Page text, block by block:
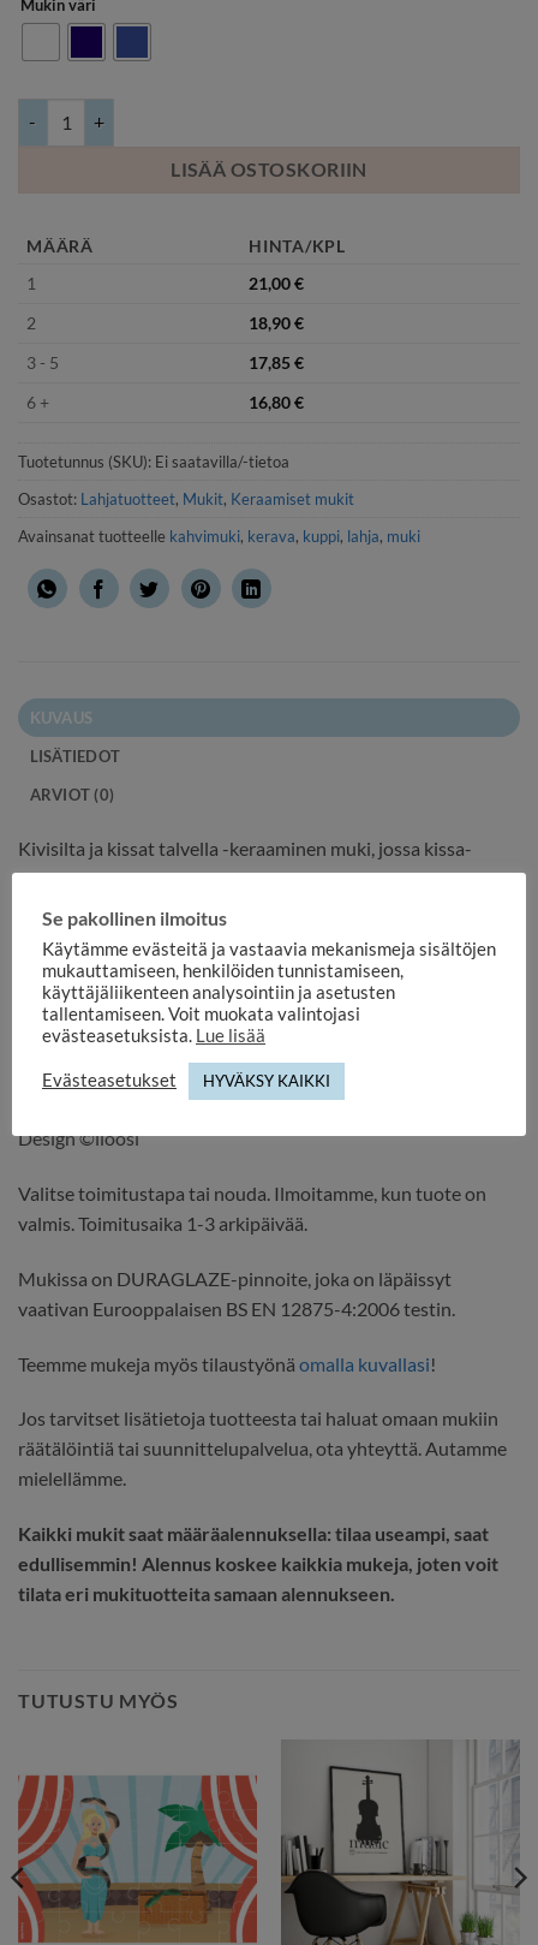
Mukin väri
LISÄÄ OSTOSKORIIN
MÄÄRÄ
HINTA/KPL
1
21,00€
2
18,90€
3 - 5
17,85€
6 +
16,80€
Tuotetunnus (SKU): Ei saatavilla/-tietoa
Osastot: Lahjatuotteet, Mukit, Keraamiset mukit
Avainsanat tuotteelle kahvimuki, kerava, kuppi, lahja, muki
KUVAUS
LISÄTIEDOT
ARVIOT (0)
Kivisilta ja kissat talvella -keraaminen muki, jossa kissa-
aiheinen painatus. Useita värivaihtoehtoja.
Tilavuus n 375 ml
Konepestävä ja mikronkestävä
Ø 83 mm, korkeus 95 mm
Paino 375 g
Suunnittelu ja kuvapainatus tehty omassa työpajassamme.
Design ©iloosi
Valitse toimitustapa tai nouda. Ilmoitamme, kun tuote on
valmis. Toimitusaika 1-3 arkipäivää.
Mukissa on DURAGLAZE-pinnoite, joka on läpäissyt
vaativan Eurooppalaisen BS EN 12875-4:2006 testin.
Teemme mukeja myös tilaustyönä omalla kuvallasi!
Jos tarvitset lisätietoja tuotteesta tai haluat omaan mukiin
räätälöintiä tai suunnittelupalvelua, ota yhteyttä. Autamme
mielellämme.
Kaikki mukit saat määräalennuksella: tilaa useampi, saat
edullisemmin! Alennus koskee kaikkia mukeja, joten voit
tilata eri mukituotteita samaan alennukseen.
TUTUSTU MYÖS
Se pakollinen ilmoitus
Käytämme evästeitä ja vastaavia mekanismeja sisältöjen
mukauttamiseen, henkilöiden tunnistamiseen,
käyttäjäliikenteen analysointiin ja asetusten
tallentamiseen. Voit muokata valintojasi
evästeasetuksista. Lue lisää
Evästeasetukset HYVÄKSY KAIKKI